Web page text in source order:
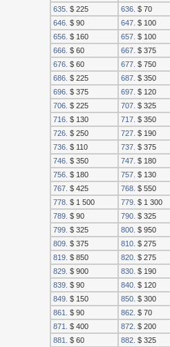
635. $ 225 636. $ 70
646. $ 90 647. $ 100
656. $ 160 657. $ 100
666. $ 60 667. $ 375
676. $ 60 677. $ 750
686. $ 225 687. $ 350
696. $ 375 697. $ 120
706. $ 225 707. $ 325
716. $ 130 717. $ 350
726. $ 250 727. $ 190
736. $ 110 737. $ 375
746. $ 350 747. $ 180
756. $ 180 757. $ 130
767. $ 425 768. $ 550
778. $ 1 500 779. $ 1 300
789. $ 90 790. $ 325
799. $ 325 800. $ 950
809. $ 375 810. $ 275
819. $ 850 820. $ 275
829. $ 900 830. $ 190
839. $ 90 840. $ 120
849. $ 150 850. $ 300
861.
$ 90 862. $ 70
871.
$ 400 872. $ 200
881.
$ 60 882. $ 325